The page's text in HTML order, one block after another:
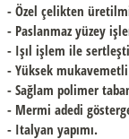
- Özel çelikten
- Paslanmaz yüzey
- Işıl işlem ile
- Yüksek
- Sağlam polimer
- Mermi adedi
- Italyan yapımı.